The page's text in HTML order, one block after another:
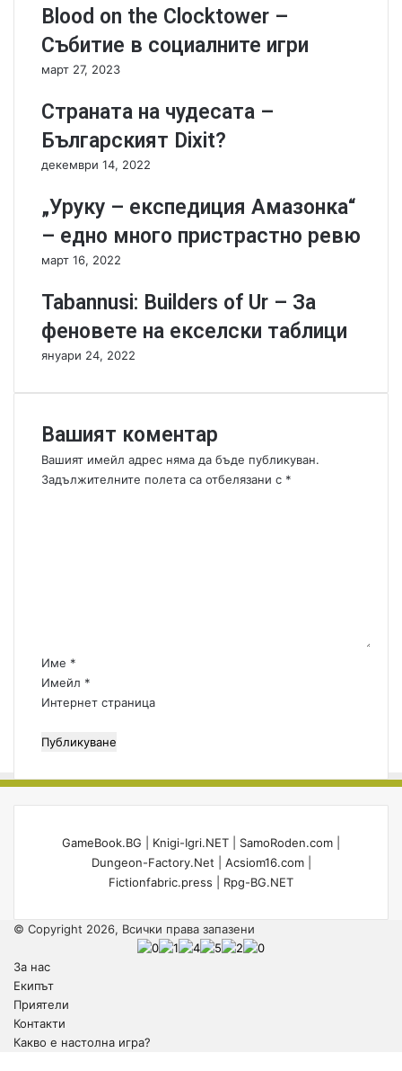
m
b
i
e
B
r
a
a
a
n
u
e
п
л
а
и
з
а
и
р
а
Blood on the Clocktower –
Събитие в социалните игри
март 27, 2023
Страната на чудесата –
Българският Dixit?
декември 14, 2022
„Уруку – експедиция Амазонка“
– едно много пристрастно ревю
март 16, 2022
Tabannusi: Builders of Ur – За
феновете на екселски таблици
януари 24, 2022
Вашият коментар
Вашият имейл адрес няма да бъде публикуван.
Задължителните полета са отбелязани с *
:
*
Име *
Имейл *
Интернет страница
GameBook.BG Knigi-Igri.NET SamoRoden.com
Dungeon-Factory.Net
Acsiom16.com|
Fictionfabric.press
Rpg-BG.NET
© Copyright 2026, Всички права запазени
За нас
Екипът
Приятели
Контакти
Какво е настолна игра?